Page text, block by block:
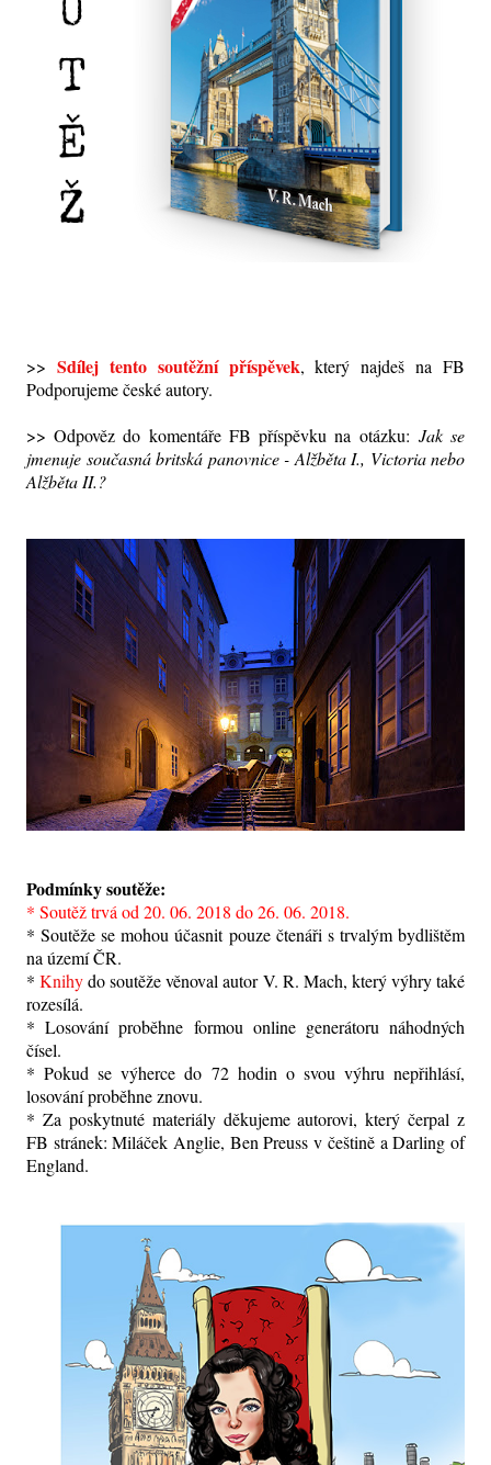
>> Sdílej tento soutěžní příspěvek, který najdeš na FB
Podporujeme české autory.
>> Odpověz do komentáře FB příspěvku na otázku: Jak se
jmenuje současná britská panovnice - Alžběta I., Victoria nebo
Alžběta II.?
Podmínky soutěže:
* Soutěž trvá od 20. 06. 2018 do 26. 06. 2018.
* Soutěže se mohou účasnit pouze čtenáři s trvalým bydlištěm
na území ČR.
*Knihydo soutěže věnoval autor V. R. Mach, který výhry také
rozesílá.
* Losování proběhne formou online generátoru náhodných
čísel.
* Pokud se výherce do 72 hodin o svou výhru nepřihlásí,
losování proběhne znovu.
* Za poskytnuté materiály děkujeme autorovi, který čerpal z
FB stránek: Miláček Anglie, Ben Preuss v češtině a Darling of
England.